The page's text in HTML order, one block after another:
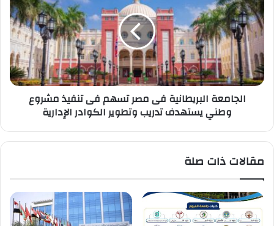
فى
مصر
تسهم
تنفيذ
مشروع
وطني
يستهدف
الكوادر
الجامعة البريطانية فى مصر تسهم فى تنفيذ مشروع
وطني يستهدف تدريب وتطوير الكوادر الإدارية
مقالات ذات صلة